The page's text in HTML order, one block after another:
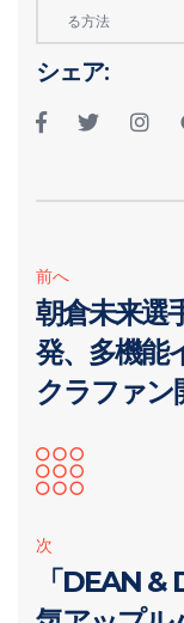
る方法
シェア:
前へ
朝倉未来選
発、多機能
クラファン
次
「DEAN